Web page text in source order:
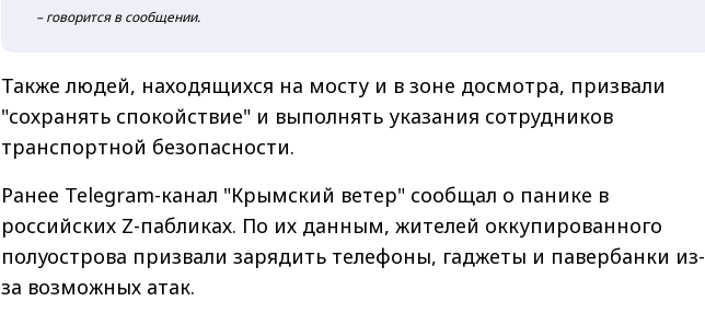
– говорится в сообщении.
Также людей, находящихся на мосту и в зоне досмотра, призвали
"сохранять спокойствие" и выполнять указания сотрудников
транспортной безопасности.
Ранее Telegram-канал "Крымский ветер" сообщал о панике в
российских Z-пабликах. По их данным, жителей оккупированного
полуострова призвали зарядить телефоны, гаджеты и павербанки из-
за возможных атак.